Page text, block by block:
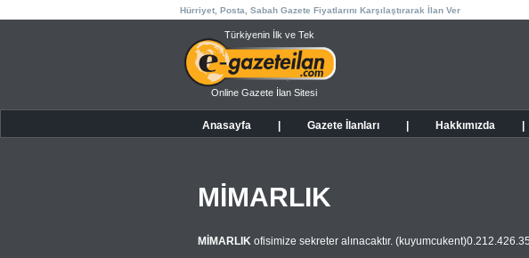
Hürriyet, Posta, Sabah Gazete Fiyatlarını Karşılaştırarak İlan Ver
Türkiyenin İlk ve Tek
Online Gazete İlan Sitesi
Anasayfa Gazete İlanları Hakkımızda
MİMARLIK
MİMARLIK ofisimize sekreter alınacaktır.